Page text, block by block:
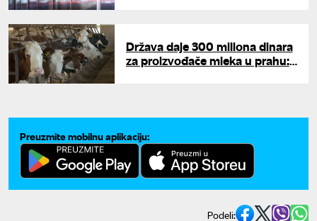
Država daje 300 miliona dinara
za proizvođače mleka u prahu:
Preuzmite mobilnu aplikaciju:
Podeli: